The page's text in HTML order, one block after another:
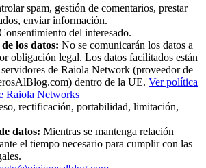
spam, gestión de comentarios, prestar
enviar información.
del interesado.
los datos: No se comunicarán los datos a
obligación legal. Los datos facilitados están
de Raiola Network (proveedor de
dentro de la UE. Ver política
Raiola Networks
rectificación, portabilidad, limitación,
datos: Mientras se mantenga relación
el tiempo necesario para cumplir con las